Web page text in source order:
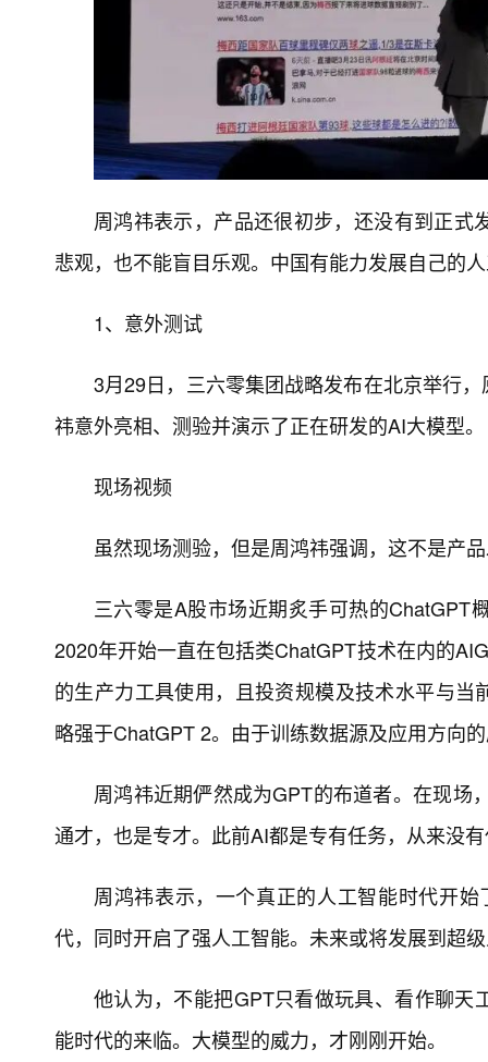
周鸿祎表示，产品还很初步，还没有到正式
悲观，也不能盲目乐观。中国有能力发展自己的
1、意外测试
3月29日，三六零集团战略发布在北京举行
祎意外亮相、测验并演示了正在研发的AI大模型。
现场视频
虽然现场测验，但是周鸿祎强调，这不是产
三六零是A股市场近期炙手可热的ChatGPT
2020年开始一直在包括类ChatGPT技术在内的
的生产力工具使用，且投资规模及技术水平与
略强于ChatGPT 2。由于训练数据源及应用方向
周鸿祎近期俨然成为GPT的布道者。在现场
通才，也是专才。此前AI都是专有任务，从来没
周鸿祎表示，一个真正的人工智能时代开
代，同时开启了强人工智能。未来或将发展到超
他认为，不能把GPT只看做玩具、看作聊
能时代的来临。大模型的威力，才刚刚开始。